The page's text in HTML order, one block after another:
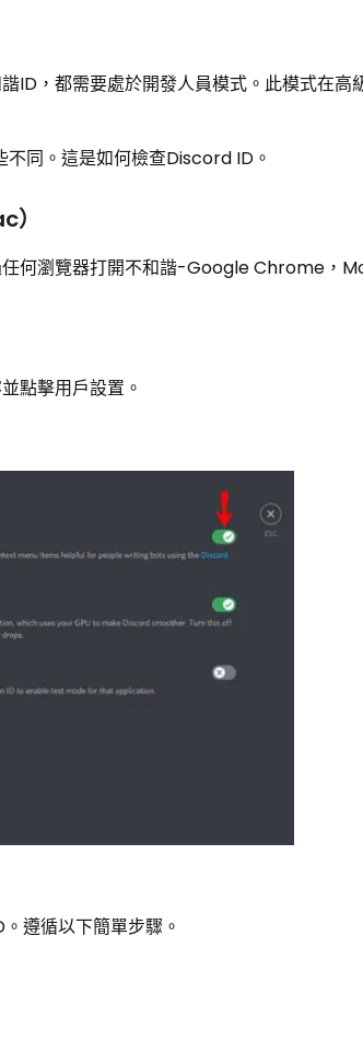
ID，都需要處於開發人員模式。此模式在高
同。這是如何檢查Discord ID。
任何瀏覽器打開不和諧-Google Chrome，
點擊用戶設置。
遵循以下簡單步驟。